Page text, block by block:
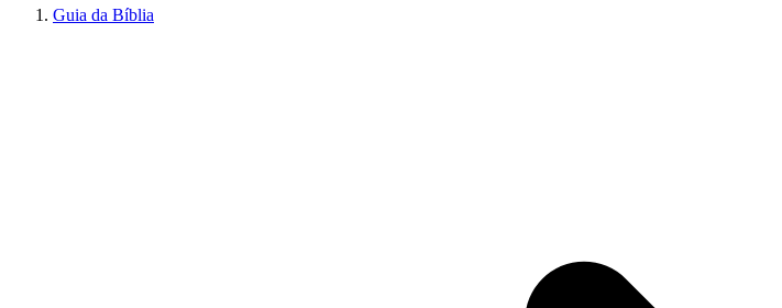
Guia da Bíblia